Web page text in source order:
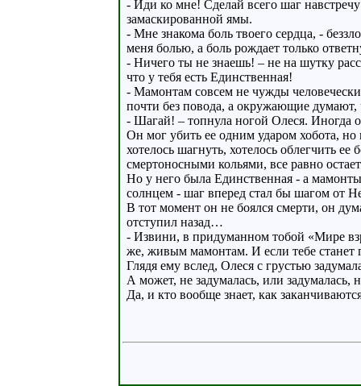
- Иди ко мне! Сделай всего шаг
замаскированной ямы.
- Мне знакома боль твоего сердца, -
меня болью, а боль рождает только
- Ничего ты не знаешь! – не на шутку
что у тебя есть Единственная!
- Мамонтам совсем не чужды
почти без повода, а окружающие думают,
- Шагай! – топнула ногой Олеся. Иногда
Он мог убить ее одним ударом хобота,
хотелось шагнуть, хотелось облегчить
смертоносными кольями, все равно
Но у него была Единственная - а
солнцем - шаг вперед стал бы шагом от
В тот момент он не боялся смерти, он
отступил назад…
- Извини, в придуманном тобой «Мире
же, живым мамонтам. И если тебе станет
Глядя ему вслед, Олеся с грустью
А может, не задумалась, или
Да, и кто вообще знает, как